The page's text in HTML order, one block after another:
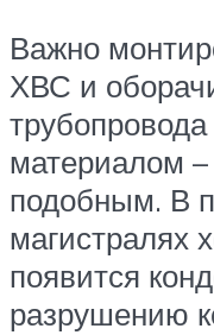
Важно
ХВС и
материалом
подобным. В
магистралях
появится
разрушению